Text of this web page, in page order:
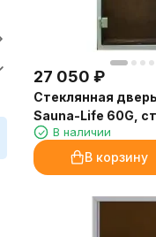
27 050 ₽
Стеклянная
Sauna-Life 60G,
бронза, 70x210 см.
В наличии
В корзину